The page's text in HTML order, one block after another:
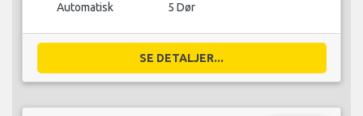
Automatisk 5 Dør
SE DETALJER...